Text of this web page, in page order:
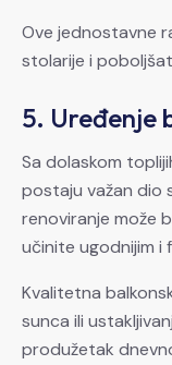
Ove jednostavne
stolarije i
5. Uređenje
Sa dolaskom
postaju važan dio
renoviranje može
učinite ugodnijim i
Kvalitetna
sunca ili
produžetak